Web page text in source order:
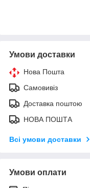
Умови доставки
Нова Пошта
Самовивіз
Доставка поштою
НОВА ПОШТА
Всі умови доставки
Умови оплати